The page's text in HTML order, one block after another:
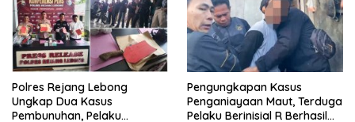
Polres Rejang Lebong
Ungkap Dua Kasus
Pembunuhan, Pelaku
Pengungkapan Kasus
Penganiayaan Maut, Terduga
Pelaku Berinisial R Berhasil